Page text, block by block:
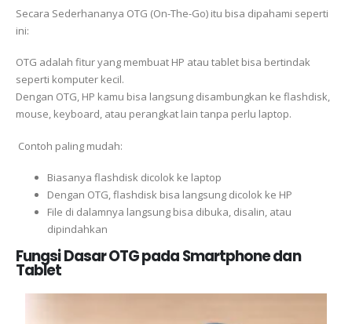
Secara Sederhananya OTG (On-The-Go) itu bisa dipahami seperti
ini:
OTG adalah fitur yang membuat HP atau tablet bisa bertindak
seperti komputer kecil.
Dengan OTG, HP kamu bisa langsung disambungkan ke flashdisk,
mouse, keyboard, atau perangkat lain tanpa perlu laptop.
Contoh paling mudah:
Biasanya flashdisk dicolok ke laptop
Dengan OTG, flashdisk bisa langsung dicolok ke HP
File di dalamnya langsung bisa dibuka, disalin, atau
dipindahkan
Fungsi Dasar OTG pada Smartphone dan
Tablet